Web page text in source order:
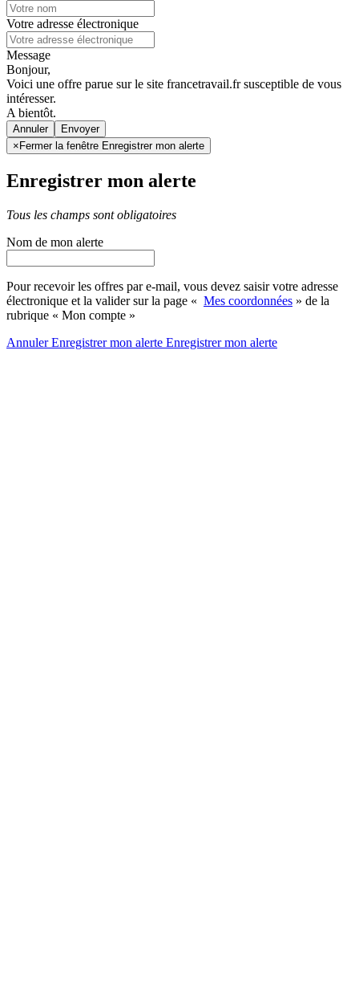
Votre adresse électronique
Message
Bonjour,
Voici une offre parue sur le site francetravail.fr susceptible de vous
intéresser.
A bientôt.
Annuler
× Fermer la fenêtre Enregistrer mon alerte
Enregistrer mon alerte
Tous les champs sont obligatoires
Nom de mon alerte
Pour recevoir les offres par e-mail, vous devez saisir votre adresse
électronique et la valider sur la page « Mes coordonnées » de la
rubrique « Mon compte »
AnnulerEnregistrer mon alerte Enregistrermon alerte